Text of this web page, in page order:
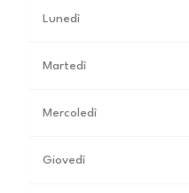
Lunedì
Martedì
Mercoledì
Giovedì